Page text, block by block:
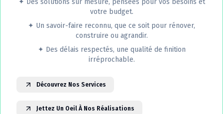
✦ Des solutions sur mesure, pensées pour vos besoins et
votre budget.
✦ Un savoir-faire reconnu, que ce soit pour rénover,
construire ou agrandir.
✦ Des délais respectés, une qualité de finition
irréprochable.
Découvrez Nos Services
Jettez Un Oeil À Nos Réalisations